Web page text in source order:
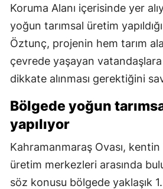
Koruma Alanı içerisinde yer
yoğun tarımsal üretim
Öztunç, projenin hem tarım
çevrede yaşayan
dikkate alınması gerektiğini
Bölgede yoğun
yapılıyor
Kahramanmaraş Ovası, kentin
üretim merkezleri arasında
söz konusu bölgede yaklaşık